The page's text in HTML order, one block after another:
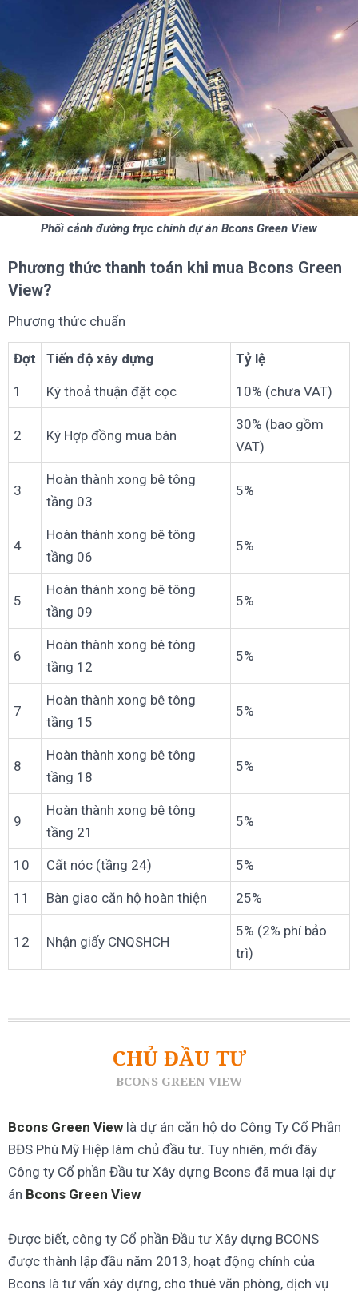
Phối cảnh đường trục chính dự án Bcons Green View
Phương thức thanh toán khi mua Bcons Green
View?
Phương thức chuẩn
Đợt Tiến độ xây dựng Tỷ lệ
1 Ký thoả thuận đặt cọc 10% (chưa VAT)
2 Ký Hợp đồng mua bán
30% (bao gồm
VAT)
3
Hoàn thành xong bê tông
tầng 03
5%
4
Hoàn thành xong bê tông
tầng 06
5%
5
Hoàn thành xong bê tông
tầng 09
5%
6
Hoàn thành xong bê tông
tầng 12
5%
7
Hoàn thành xong bê tông
tầng 15
5%
8
Hoàn thành xong bê tông
tầng 18
5%
9
Hoàn thành xong bê tông
tầng 21
5%
10 Cất nóc (tầng 24) 5%
11 Bàn giao căn hộ hoàn thiện 25%
12 Nhận giấy CNQSHCH
5% (2% phí bảo
trì)
CHỦ ĐẦU TƯ
BCONS GREEN VIEW
Bcons Green View là dự án căn hộ do Công Ty Cổ Phần
BĐS Phú Mỹ Hiệp làm chủ đầu tư. Tuy nhiên, mới đây
Công ty Cổ phần Đầu tư Xây dựng Bcons đã mua lại dự
án Bcons Green View
Được biết, công ty Cổ phần Đầu tư Xây dựng BCONS
được thành lập đầu năm 2013, hoạt động chính của
Bcons là tư vấn xây dựng, cho thuê văn phòng, dịch vụ